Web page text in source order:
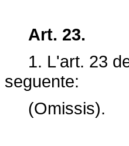
Art. 23.
1. L'art. 23
seguente:
(Omissis).